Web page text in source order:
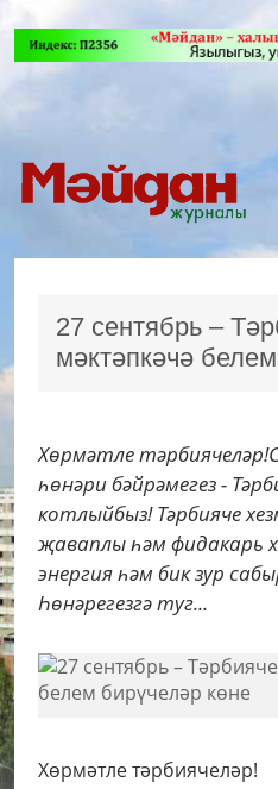
27 cентябрь –
мәктәпкәчә
Хөрмәтле
һөнәри бәйрәмегез -
котлыйбыз! Тәрбияче
җаваплы һәм фидакарь
энергия һәм бик зур
Һөнәрегезгә туг...
Хөрмәтле тәрбиячеләр!